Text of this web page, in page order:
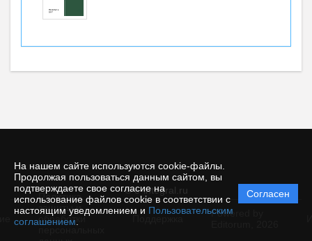
На нашем сайте используются cookie-файлы.
Продолжая пользоваться данным сайтом, вы
подтверждаете свое согласие на
использование файлов cookie в соответствии с
настоящим уведомлением и Пользовательским
соглашением
Согласен
© e-integral.ru
Политика
защиты и
обработки
Powered by